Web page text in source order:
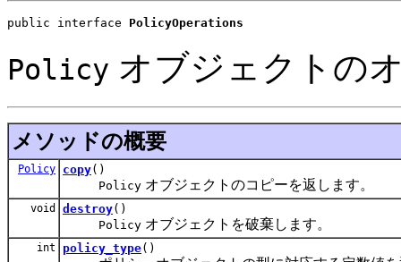
public interface PolicyOperations
Policy オブジェクトの
メソッドの概要
Policy copy()
Policy オブジェクトのコピーを返します。
void destroy()
Policy オブジェクトを破棄します。
int policy_type()